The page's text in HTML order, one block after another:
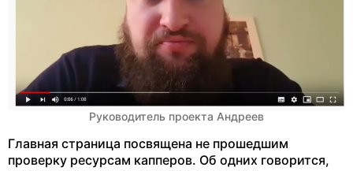
Руководитель проекта Андреев
Главная страница посвящена не прошедшим
проверку ресурсам капперов. Об одних говорится,